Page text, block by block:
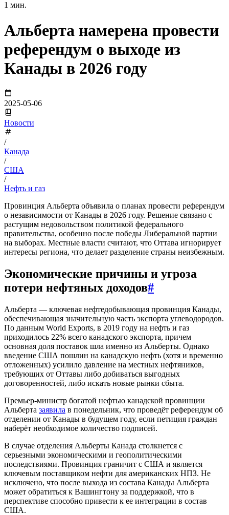
1 мин.
Альберта намерена провести
референдум о выходе из
Канады в 2026 году
2025-05-06
Новости
/
Канада
/
США
/
Нефть и газ
Провинция Альберта объявила о планах провести референдум
о независимости от Канады в 2026 году. Решение связано с
растущим недовольством политикой федерального
правительства, особенно после победы Либеральной партии
на выборах. Местные власти считают, что Оттава игнорирует
интересы региона, что делает разделение страны неизбежным.
Экономические причины и угроза
потери нефтяных доходов#
Альберта — ключевая нефтедобывающая провинция Канады,
обеспечивающая значительную часть экспорта углеводородов.
По данным World Exports, в 2019 году на нефть и газ
приходилось 22% всего канадского экспорта, причем
основная доля поставок шла именно из Альберты. Однако
введение США пошлин на канадскую нефть (хотя и временно
отложенных) усилило давление на местных нефтяников,
требующих от Оттавы либо добиваться выгодных
договоренностей, либо искать новые рынки сбыта.
Премьер-министр богатой нефтью канадской провинции
Альберта заявила в понедельник, что проведёт референдум об
отделении от Канады в будущем году, если петиция граждан
наберёт необходимое количество подписей.
В случае отделения Альберты Канада столкнется с
серьезными экономическими и геополитическими
последствиями. Провинция граничит с США и является
ключевым поставщиком нефти для американских НПЗ. Не
исключено, что после выхода из состава Канады Альберта
может обратиться к Вашингтону за поддержкой, что в
перспективе способно привести к ее интеграции в состав
США.